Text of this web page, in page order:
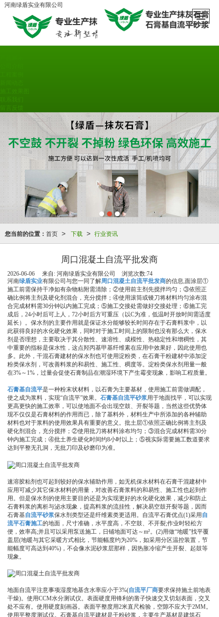
河南绿盾实业有限公司
留言反馈
您当前的位置： 首页 > 下载 > 行业资讯
周口混凝土自流平批发商
2026-06-06 来自: 河南绿盾实业有限公司
浏览次数:74
河南绿盾实业有限公司与您一同了解周口混凝土自流平批发商的信息,面涂层①
施工前需保持干净如有杂物粘附需清除；②使用前主剂先搅拌均匀；③依照正
确比例将主剂及硬化剂混合，充分搅拌；④使用滚筒或镘刀将材料均匀涂布混
合完成材料需30分钟以内施工完成；⑤施工交接处需做好交接处理；⑥施工完
成后，24小时后可上人，72小时后方可重压（以C为准，低温时开放时间需适度
延长）。保水剂的主要作用就是保证水分能够较长时间存在于石膏料浆中，以
此获得良好的水化硬化效果，同时对于施工时间上的限制也没有那么大，保水
剂是否理想，主要取决于其分散性、速溶性、成模性、热稳定性和增稠性，其
中重要的指标是保水性，这点羟丙基甲基纤维素在应用中效果好，因此使用也
多。此外，干混石膏建材的保水剂也可使用淀粉类，在石膏干粉建材中添加淀
粉类保水剂，可改善料浆的和易性、施工性、稠度等。淀粉类保水剂用量一般
在3%～1%，过量会促使石膏制品在潮湿环境下产生霉变现象，影响工程质量。
石膏基自流平是一种粉末状材料，以石膏为主要基材，使用施工前需做调配，
使之成为浆料，实现“自流平”效果。 石膏基自流平砂浆用于地面找平，可以实现
更高更快的施工效率，可以使地面不会出现空鼓、开裂等题，当然这些优势体
现不仅仅是石膏材料的作用而已，除了基料外，材料生产中所添加的各种辅助
材料也对于浆料的使用效果具有重要的意义。批土层①依照正确比例将主剂及
硬化剂混合，充分搅拌；②使用批刀将材料涂布均匀；③混合完成材料需30分
钟内施工完成；④批土养生硬化时间约8小时以上；⑤视实际需要施工数道要求
达到平整无孔洞，无批刀印及砂磨印为准。
速溶胶粘剂也可起到较好的保水辅助作用，如无机保水材料在石膏干混建材中
应用可减少其它保水材料的用量，对改善石膏浆料的和易性、施工性也起到作
用。但是保水剂的使用主要目的还是为实现更好的水化硬化效果，减少和防止
石膏料浆的离析与泌水现象，提高料浆的流挂性，解决易空鼓开裂等题，因而
石膏基自流平砂浆保水剂类型还是纤维素类更适用。自流平石膏优点(1)采用自
流平石膏施工的地面，尺寸准确，水平度高，不空鼓、不开裂;作业时轻松方
便，效率高;并且可以采用泵送施工，日铺地面可达～m²。(2)用做“地暖”找平覆
盖层(地暖与其它采暖方式相比，节能幅度约为20%，如采用分区温控装置，节
能幅度可高达到40%)，不会像水泥砂浆层那样，因热胀冷缩产生开裂、起鼓等
现象。
地面自流平注意事项湿度地基含水率应小于3%(自流平厂商要求保持施土前地表
干燥)。使用CCM水分测试仪。表面硬度用锋利的凿子快速交叉切划表面，交叉
处不应有。使用硬度刻画器。表面平整度用2米直尺检验，空隙不应大于2MM。
使用平整度测试仪。石膏基自流平建材是干粉砂浆，主要生产基材是建筑石